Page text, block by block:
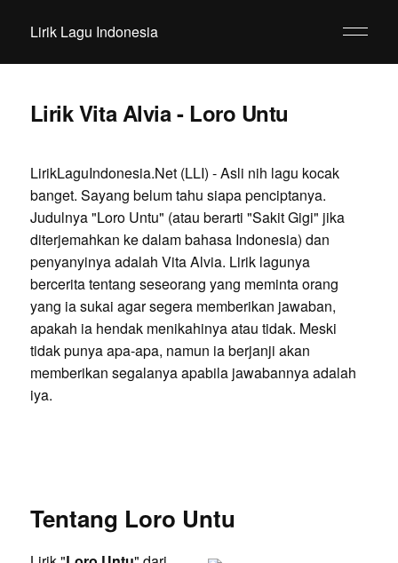
Lirik Lagu Indonesia
Lirik Vita Alvia - Loro Untu
LirikLaguIndonesia.Net (LLI) - Asli nih lagu kocak
banget. Sayang belum tahu siapa penciptanya.
Judulnya "Loro Untu" (atau berarti "Sakit Gigi" jika
diterjemahkan ke dalam bahasa Indonesia) dan
penyanyinya adalah Vita Alvia. Lirik lagunya
bercerita tentang seseorang yang meminta orang
yang ia sukai agar segera memberikan jawaban,
apakah ia hendak menikahinya atau tidak. Meski
tidak punya apa-apa, namun ia berjanji akan
memberikan segalanya apabila jawabannya adalah
iya.
Tentang Loro Untu